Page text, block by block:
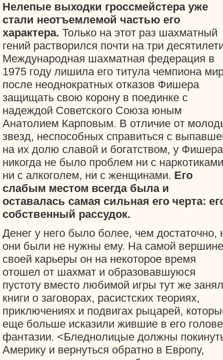
Нелепые выходки гроссмейстера уже
стали неотъемлемой частью его
характера. Только на этот раз шахматный
гений растворился почти на три
Международная шахматная федерация в
1975 году лишила его титула чемпиона
после неоднократных отказов Фишера
защищать свою корону в поединке с
надеждой Советского Союза юным
Анатолием Карповым. В отличие от
звезд, неспособных справиться с
на их долю славой и богатством, у Фишера
никогда не было проблем ни с
ни с алкоголем, ни с женщинами. Его
слабым местом всегда была и
оставалась самая сильная его черта:
собственный рассудок.
Денег у него было более, чем достаточно,
они были не нужны ему. На самой вершине
своей карьеры он на некоторое время
отошел от шахмат и образовавшуюся
пустоту вместо любимой игры тут же
книги о заговорах, расистских теориях,
приключениях и подвигах рыцарей,
еще больше исказили жившие в его голове
фантазии. <Бледнолицые должны
Америку и вернуться обратно в Европу,